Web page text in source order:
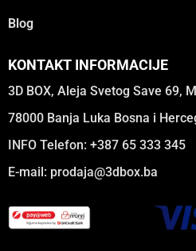
Blog
KONTAKT INFORMACIJE
3D BOX, Aleja Svetog Save 69,
78000 Banja Luka Bosna i
INFO Telefon: +387 65 333 345
E-mail: prodaja@3dbox.ba